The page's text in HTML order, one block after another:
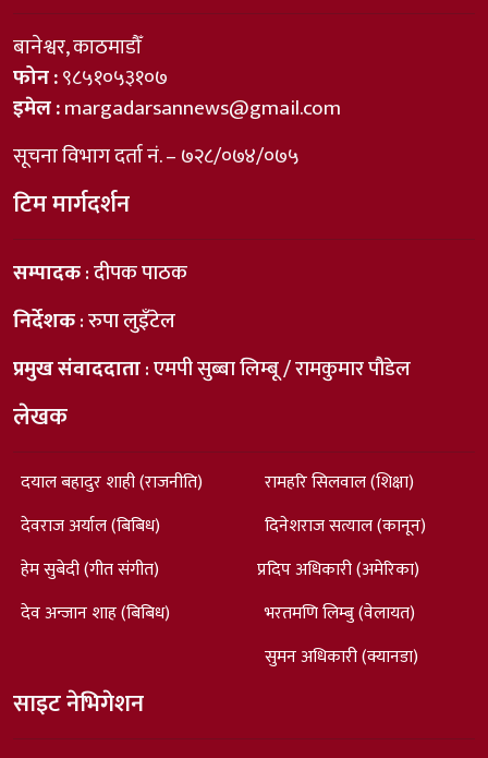
बानेश्वर, काठमाडौँ
फोन :९८५१०५३१०७
इमेल :margadarsannews@gmail.com
सूचना विभाग दर्ता नं. – ७२८/०७४/०७५
टिम मार्गदर्शन
सम्पादक: दीपक पाठक
निर्देशक: रुपा लुइँटेल
प्रमुख संवाददाता: एमपी सुब्बा लिम्बू / रामकुमार पौडेल
लेखक
दयाल बहादुर शाही (राजनीति)
देवराज अर्याल (बिबिध)
हेम सुबेदी (गीत संगीत)
देव अन्जान शाह (बिबिध)
रामहरि सिलवाल (शिक्षा)
दिनेशराज सत्याल (कानून)
प्रदिप अधिकारी (अमेरिका)
भरतमणि लिम्बु (वेलायत)
सुमन अधिकारी (क्यानडा)
साइट नेभिगेशन